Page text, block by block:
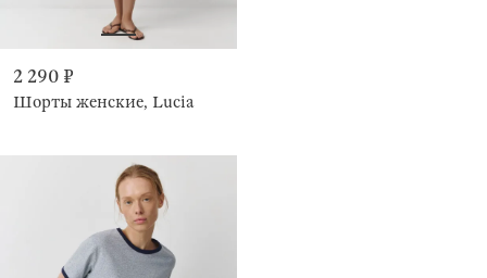
2 290 ₽
Шорты женские, Lucia